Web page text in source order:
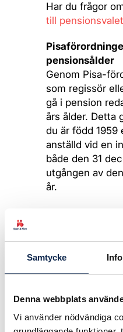
Samtycke
Denna webbplats
Vi använder nödvändiga
Har du frågor
till
pensionsålder
Genom Pisa-
som regissör
gå i pension
års ålder. Detta
du är född 1959
anställd vid en
både den 31
utgången av
år.
tidpunkt om
Om du var
kan du ändå
pensionsålder.